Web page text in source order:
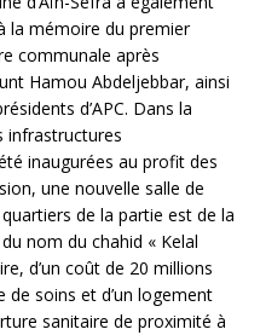
la mémoire du premier
communale après
Hamou Abdeljebbar, ainsi
d’APC. Dans la
infrastructures
inaugurées au profit des
une nouvelle salle de
de la partie est de la
nom du chahid « Kelal
d’un coût de 20 millions
de soins et d’un logement
sanitaire de proximité à